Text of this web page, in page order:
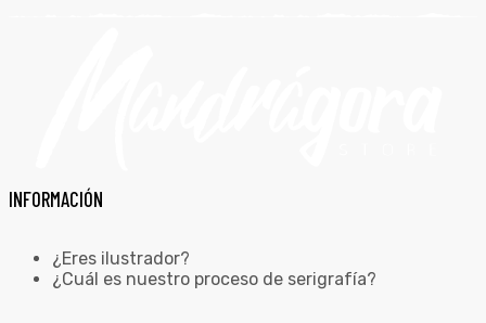
INFORMACIÓN
¿Eres ilustrador?
¿Cuál es nuestro proceso de serigrafía?